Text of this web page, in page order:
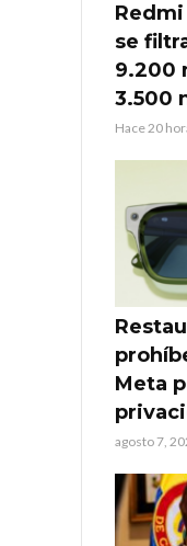
Redmi
se
9.200
3.500
Hace 20
Meta
agosto 7,